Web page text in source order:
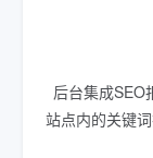
后台集成SEO
站点内的关键